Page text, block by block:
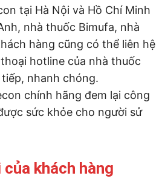
tại Hà Nội và Hồ Chí Minh
nhà thuốc Bimufa, nhà
hàng cũng có thể liên hệ
hotline của nhà thuốc
nhanh chóng.
chính hãng đem lại công
sức khỏe cho người sử
khách hàng